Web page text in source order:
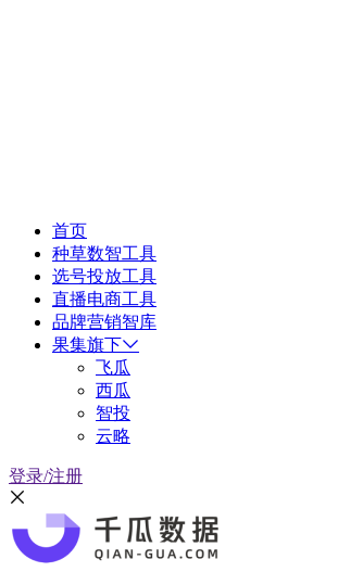
首页
种草数智工具
选号投放工具
直播电商工具
品牌营销智库
果集旗下
飞瓜
西瓜
智投
云略
登录/注册